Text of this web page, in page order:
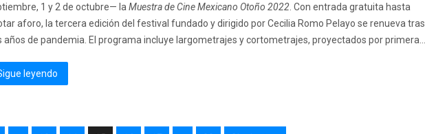
1 y 2 de octubre— la Muestra de Cine Mexicano Otoño 2022 . Con entrada gratuita hasta
aforo, la tercera edición del festival fundado y dirigido por Cecilia Romo Pelayo se renueva tras
años de pandemia. El programa incluye largometrajes y cortometrajes, proyectados por primera...
leyendo